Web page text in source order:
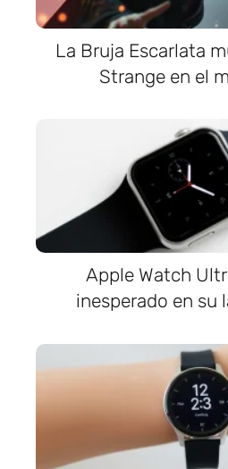
La Bruja Escarlata
Strange en el
Apple Watch
inesperado en su